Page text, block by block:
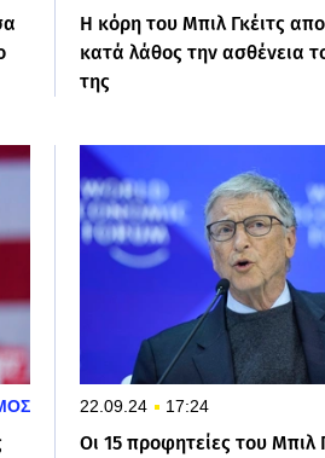
Η κόρη του Μπιλ Γκέιτς
κατά λάθος την ασθένεια
της
22.09.24 17:24
Οι 15 προφητείες του Μπιλ